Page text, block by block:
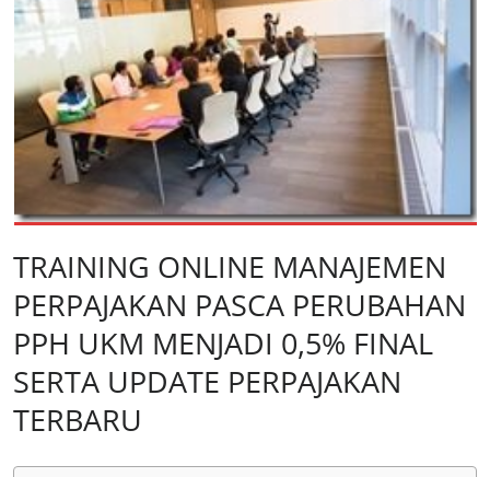
TRAINING ONLINE MANAJEMEN
PERPAJAKAN PASCA PERUBAHAN
PPH UKM MENJADI 0,5% FINAL
SERTA UPDATE PERPAJAKAN
TERBARU